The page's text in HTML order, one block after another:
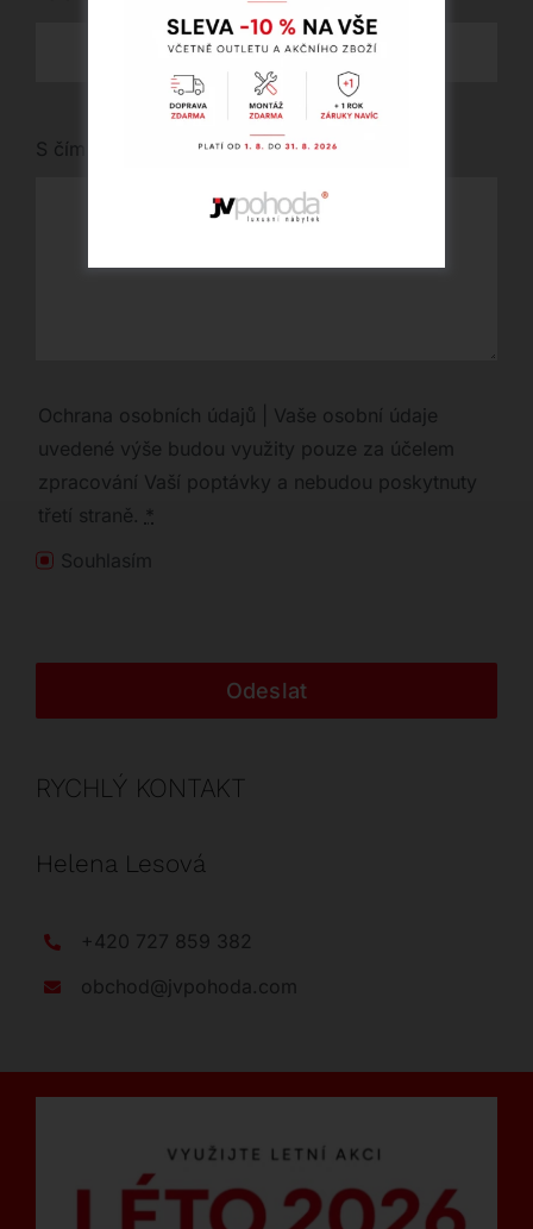
S čím vám můžeme pomoci?
Ochrana osobních údajů | Vaše osobní údaje
uvedené výše budou využity pouze za účelem
zpracování Vaší poptávky a nebudou poskytnuty
třetí straně. *
Souhlasím
Odeslat
RYCHLÝ KONTAKT
Helena Lesová
+420 727 859 382
obchod@jvpohoda.com